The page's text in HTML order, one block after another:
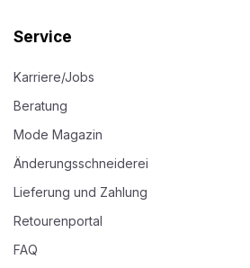
Service
Karriere/Jobs
Beratung
Mode Magazin
Änderungsschneiderei
Lieferung und Zahlung
Retourenportal
FAQ